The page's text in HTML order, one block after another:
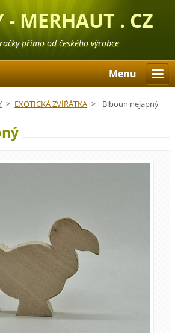
- MERHAUT . CZ
přímo od českého výrobce
Menu
> EXOTICKÁ ZVÍŘÁTKA > Blboun nejapný